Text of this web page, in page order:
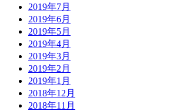
2019年7月
2019年6月
2019年5月
2019年4月
2019年3月
2019年2月
2019年1月
2018年12月
2018年11月